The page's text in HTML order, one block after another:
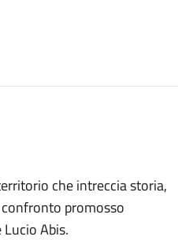
che intreccia storia,
promosso
Abis.